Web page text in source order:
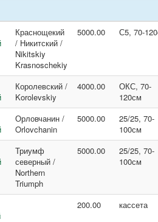
Краснощекий
/ Никитский /
Nikitskiy
Krasnoschekiy
5000.00 С5, 70-
Королевский /
Korolevskiy
4000.00
ОКС, 70-
120см
Орловчанин /
Orlovchanin
5000.00
25/25, 70-
100см
Триумф
северный /
Northern
Triumph
5000.00
25/25, 70-
100см
200.00 кассета